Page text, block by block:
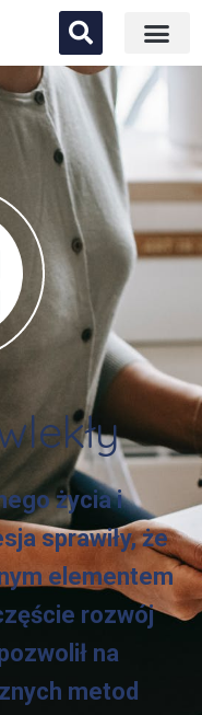
życia i
sprawiły, że
elementem
rozwój
na
metod